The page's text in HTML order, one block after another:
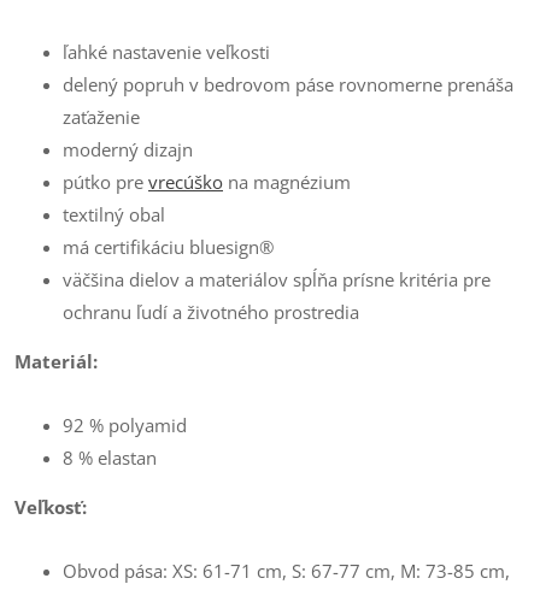
ľahké nastavenie veľkosti
delený popruh v bedrovom páse rovnomerne prenáša
zaťaženie
moderný dizajn
pútko pre vrecúško na magnézium
textilný obal
má certifikáciu bluesign®
väčšina dielov a materiálov spĺňa prísne kritéria pre
ochranu ľudí a životného prostredia
Materiál:
92 % polyamid
8 % elastan
Veľkosť:
Obvod pása: XS: 61-71 cm, S: 67-77 cm, M: 73-85 cm,